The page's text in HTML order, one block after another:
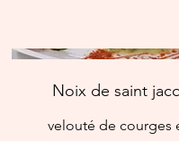
Noix de saint
velouté de courges